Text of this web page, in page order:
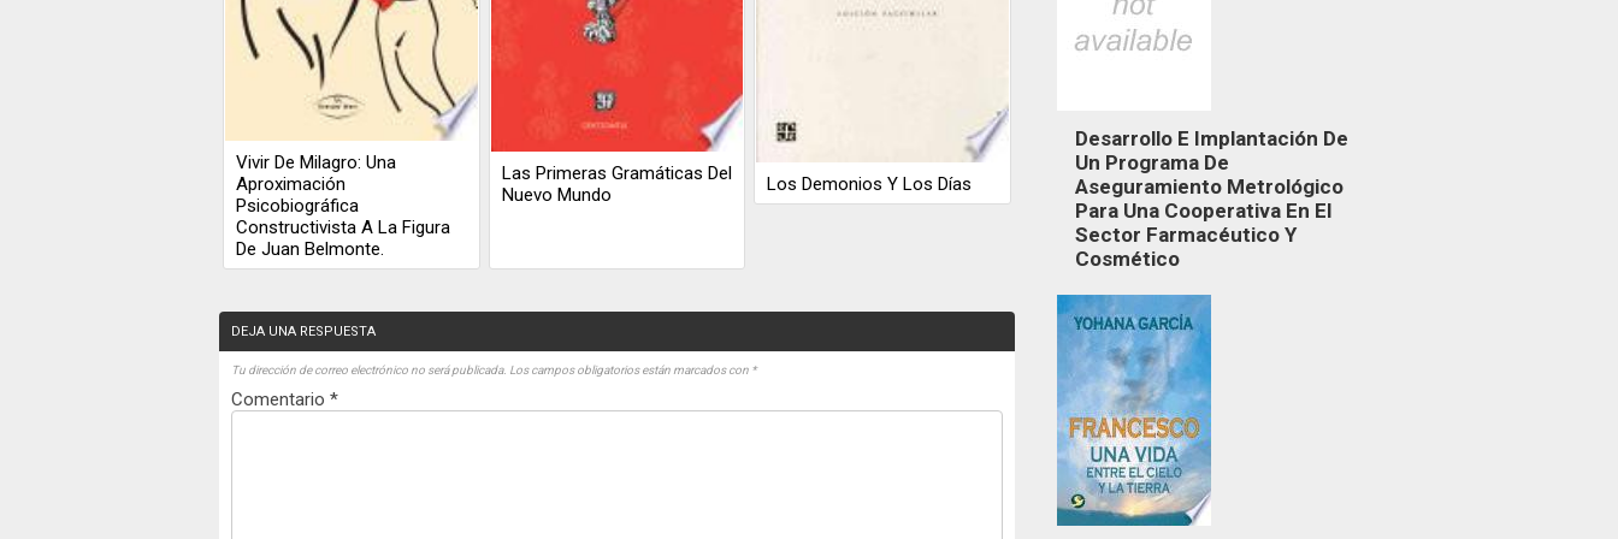
Vivir De Milagro: Una
Aproximación
Psicobiográfica
Constructivista A La Figura
De Juan Belmonte.
Las Primeras Gramáticas Del
Nuevo Mundo
Los Demonios Y Los Días
DEJA UNA RESPUESTA
Tu dirección de correo electrónico no será publicada. Los campos obligatorios están marcados con *
Comentario *
Desarrollo E Implantación De
Un Programa De
Aseguramiento Metrológico
Para Una Cooperativa En El
Sector Farmacéutico Y
Cosmético